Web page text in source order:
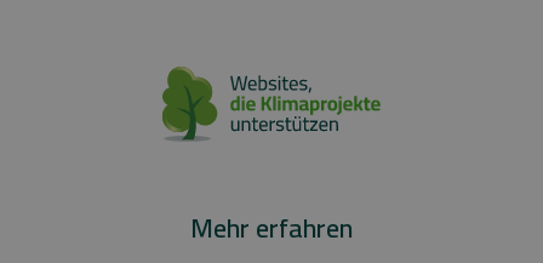
Mehr erfahren